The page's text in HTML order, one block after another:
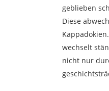
geblieben
Diese
wechselt
nicht nur